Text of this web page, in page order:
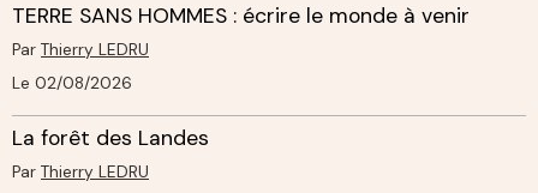
TERRE SANS HOMMES : écrire le monde à venir
Par Thierry LEDRU
Le 02/08/2026
La forêt des Landes
Par Thierry LEDRU